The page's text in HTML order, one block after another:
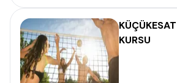
KURSU